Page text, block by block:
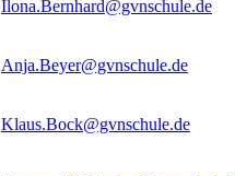
Ilona.Bernhard@gvnschule.de
Anja.Beyer@gvnschule.de
Klaus.Bock@gvnschule.de